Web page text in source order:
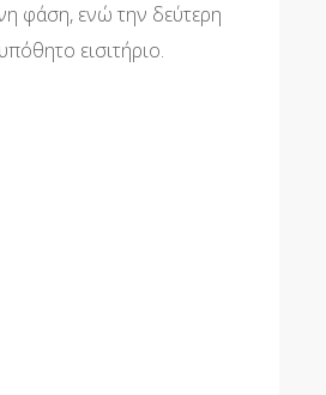
φάση, ενώ την δεύτερη
εισιτήριο.